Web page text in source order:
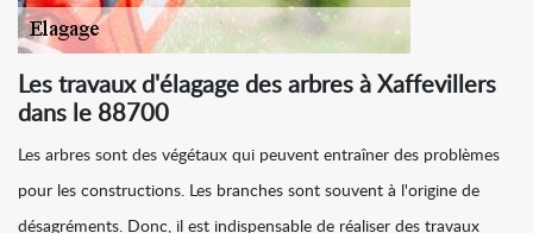
Les travaux d'élagage des arbres à Xaffevillers
dans le 88700
Les arbres sont des végétaux qui peuvent entraîner des problèmes
pour les constructions. Les branches sont souvent à l'origine de
désagréments. Donc, il est indispensable de réaliser des travaux